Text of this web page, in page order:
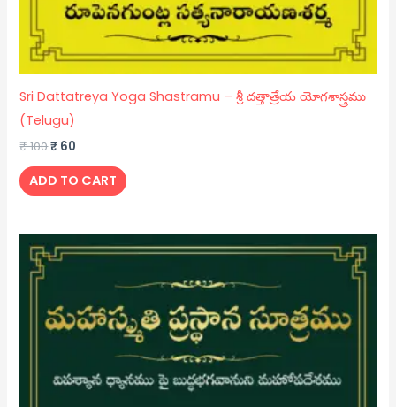
Sri Dattatreya Yoga Shastramu – శ్రీ దత్తాత్రేయ యోగశాస్త్రము
(Telugu)
₹100₹ 60
ADD TO CART